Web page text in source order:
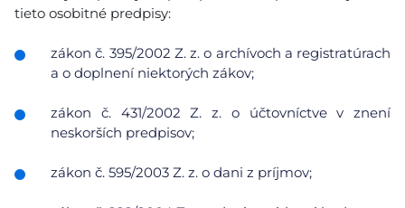
tieto osobitné predpisy:
zákon č. 395/2002 Z. z. o archívoch a registratúrach
a o doplnení niektorých zákov;
zákon č. 431/2002 Z. z. o účtovníctve v znení
neskorších predpisov;
zákon č. 595/2003 Z. z. o dani z príjmov;